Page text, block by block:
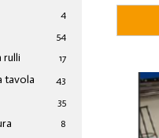
4
54
rulli 17
tavola 43
35
8